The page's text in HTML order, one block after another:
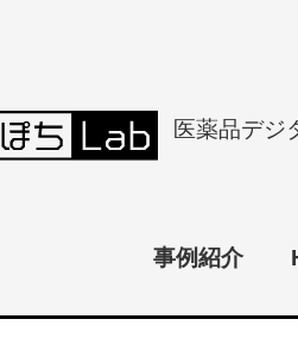
医薬品デジ
事例紹介